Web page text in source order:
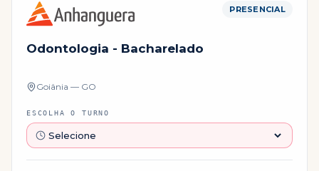
PRESENCIAL
Odontologia - Bacharelado
Goiânia — GO
ESCOLHA O TURNO